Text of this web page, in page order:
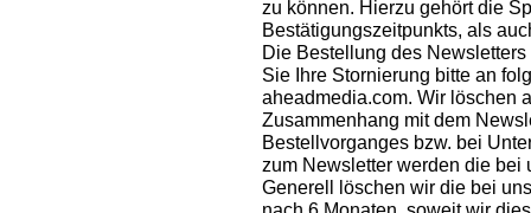
zu können. Hierzu gehört die
Bestätigungszeitpunkts, als
Die Bestellung des
Sie Ihre Stornierung bitte an
aheadmedia.com. Wir löschen
Zusammenhang mit dem
Bestellvorganges bzw. bei
zum Newsletter werden die bei
Generell löschen wir die bei